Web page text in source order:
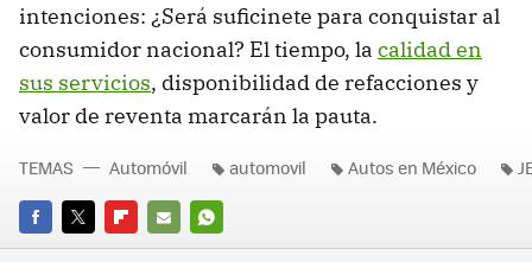
intenciones: ¿Será suficinete para conquistar al
consumidor nacional? El tiempo, la calidad en
sus servicios, disponibilidad de refacciones y
valor de reventa marcarán la pauta.
FACEBOOK
TWITTERFLIPBOARD
E-
WHATSAPP
TEMAS Automóvil automovil Autos en México